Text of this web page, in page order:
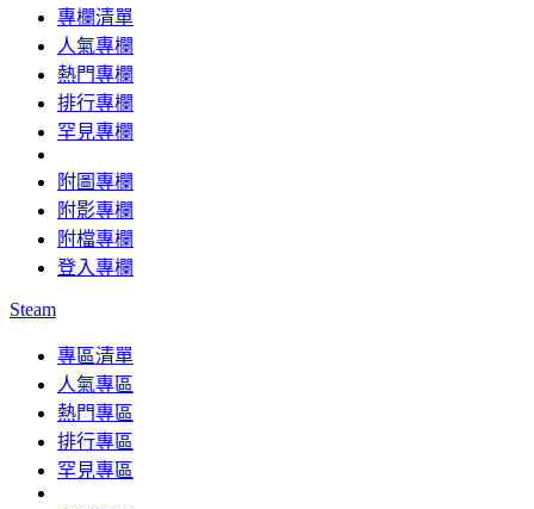
專欄清單
人氣專欄
熱門專欄
排行專欄
罕見專欄
附圖專欄
附影專欄
附檔專欄
登入專欄
Steam
專區清單
人氣專區
熱門專區
排行專區
罕見專區